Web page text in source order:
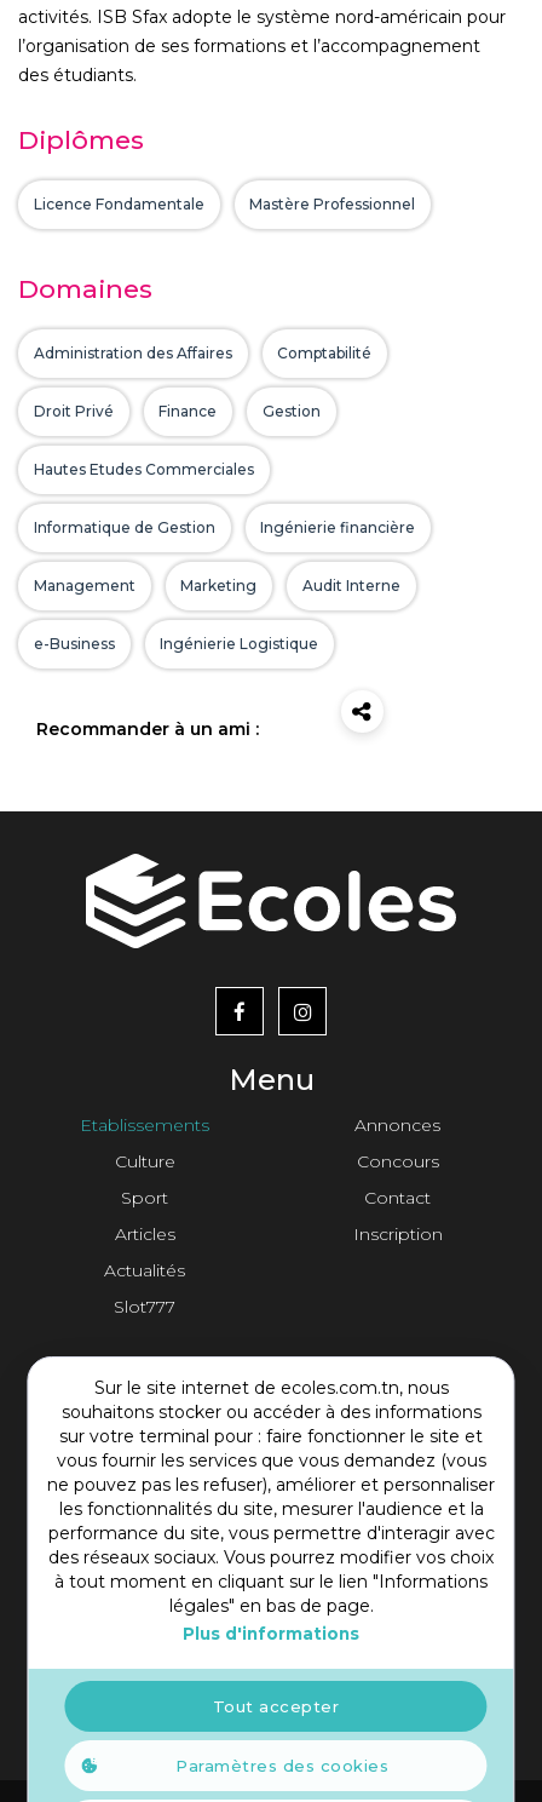
activités. ISB Sfax adopte le système nord-américain pour
l’organisation de ses formations et l’accompagnement
des étudiants.
Diplômes
Licence Fondamentale Mastère Professionnel
Domaines
Administration des Affaires Comptabilité
Droit Privé Finance Gestion
Hautes Etudes Commerciales
Informatique de Gestion Ingénierie financière
Management Marketing Audit Interne
e-Business Ingénierie Logistique
Recommander à un ami :
Sur le site internet de ecoles.com.tn, nous
souhaitons stocker ou accéder à des informations
sur votre terminal pour : faire fonctionner le site et
vous fournir les services que vous demandez (vous
ne pouvez pas les refuser), améliorer et personnaliser
les fonctionnalités du site, mesurer l'audience et la
performance du site, vous permettre d'interagir avec
des réseaux sociaux. Vous pourrez modifier vos choix
à tout moment en cliquant sur le lien "Informations
légales" en bas de page.
Plus d'informations
Paramètres des cookies
Tout accepter
Menu
Etablissements
Culture
Sport
Articles
Actualités
Slot777
menu
footer2
Annonces
Concours
Contact
Inscription
Contact Plateforme
Rue Mohamed Shim, Rbat Monastir 5000 Tunisie
+216 97 50 60 54
contact@ecoles.com.tn